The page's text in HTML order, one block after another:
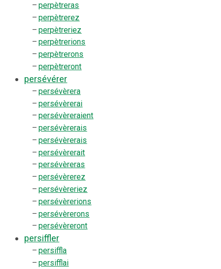
– perpètreras
– perpètrerez
– perpètreriez
– perpètrerions
– perpètrerons
– perpètreront
persévérer
– persévèrera
– persévèrerai
– persévèreraient
– persévèrerais
– persévèrerais
– persévèrerait
– persévèreras
– persévèrerez
– persévèreriez
– persévèrerions
– persévèrerons
– persévèreront
persiffler
– persiffla
– persifflai